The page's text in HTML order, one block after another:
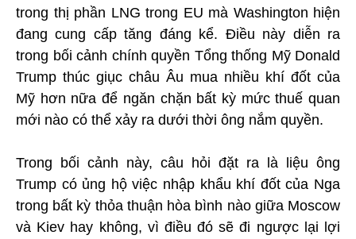
trong thị phần LNG trong EU mà Washington hiện
đang cung cấp tăng đáng kể. Điều này diễn ra
trong bối cảnh chính quyền Tổng thống Mỹ Donald
Trump thúc giục châu Âu mua nhiều khí đốt của
Mỹ hơn nữa để ngăn chặn bất kỳ mức thuế quan
mới nào có thể xảy ra dưới thời ông nắm quyền.
Trong bối cảnh này, câu hỏi đặt ra là liệu ông
Trump có ủng hộ việc nhập khẩu khí đốt của Nga
trong bất kỳ thỏa thuận hòa bình nào giữa Moscow
và Kiev hay không, vì điều đó sẽ đi ngược lại lợi